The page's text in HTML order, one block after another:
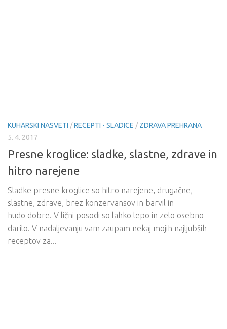
KUHARSKI NASVETI /RECEPTI - SLADICE /ZDRAVA PREHRANA
5. 4. 2017
Presne kroglice: sladke, slastne, zdrave in
hitro narejene
Sladke presne kroglice so hitro narejene, drugačne,
slastne, zdrave, brez konzervansov in barvil in
hudo dobre. V lični posodi so lahko lepo in zelo osebno
darilo. V nadaljevanju vam zaupam nekaj mojih najljubših
receptov za...